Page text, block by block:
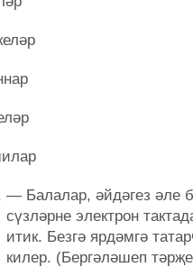
— Балалар, әйдәгез әле
сүзләрне электрон
итик. Безгә ярдәмгә
килер. (Бергәләшеп